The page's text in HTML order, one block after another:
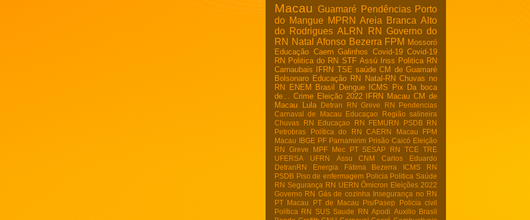
Macau Guamaré Pendências Porto
do Mangue MPRN Areia Branca Alto
do Rodrigues ALRN RN
Governo do
RN Natal Afonso Bezerra FPM Mossoró
Educação Caern Galinhos Covid-19 Covid-19
RN Politica do RN STF Assú Inss Politica RN
Carnaubais
IFRN TSE saúde CM de Guamaré
Bolsonaro Educação RN Natal-RN Chuvas no
RN
ENEM Brasil Dengue ICMS Pix Da boca
de...
Crime Eleição 2022 IFRN Macau CM de
Macau
Lula Detran RN Greve RN
Pendencias
Carnaval de Macau
Educaçao
Região salineira
Chuvas RN
Educaçao RN FEMURN
PSDB RN
Petrobras
Política do RN CAERN Macau
FPM
Macau IBGE PF Parnamirim Prisão Caicó Eleição
RN
Greve MPF Mec PT SESAP RN TCE TRE
UFERSA
UFRN Assu CNM
Carlos Eduardo
DetranRN
Energia Fátima Bezerra
ICMS RN
PSDB Piso de enfermagem Policia Politica Saúde
RN Segurança RN UERN Ômicron Eleições 2022
Governo RN Gás de cozinha Insegurança no RN
PT Macau
PT de Macau Pis/Pasep
Policia civil
Política RN
SUS Saude RN Apodi Auxilio Brasil